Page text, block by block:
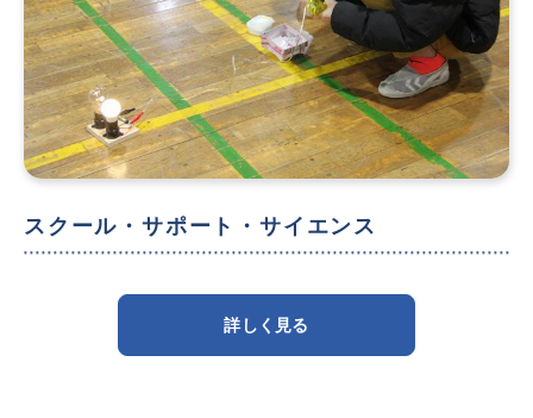
スクール・サポート・サイエンス
詳しく見る